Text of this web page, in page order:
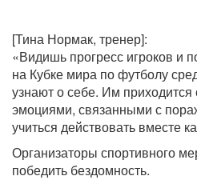
[Тина Нормак, тренер]:
«Видишь прогресс игроков и
на Кубке мира по футболу
узнают о себе. Им
эмоциями, связанными с
учиться действовать вместе
Организаторы спортивного
победить бездомность.